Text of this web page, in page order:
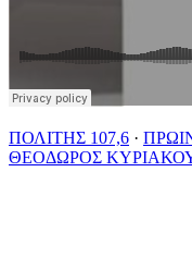
ΠΟΛΙΤΗΣ 107,6 ·
ΘΕΟΔΩΡΟΣ